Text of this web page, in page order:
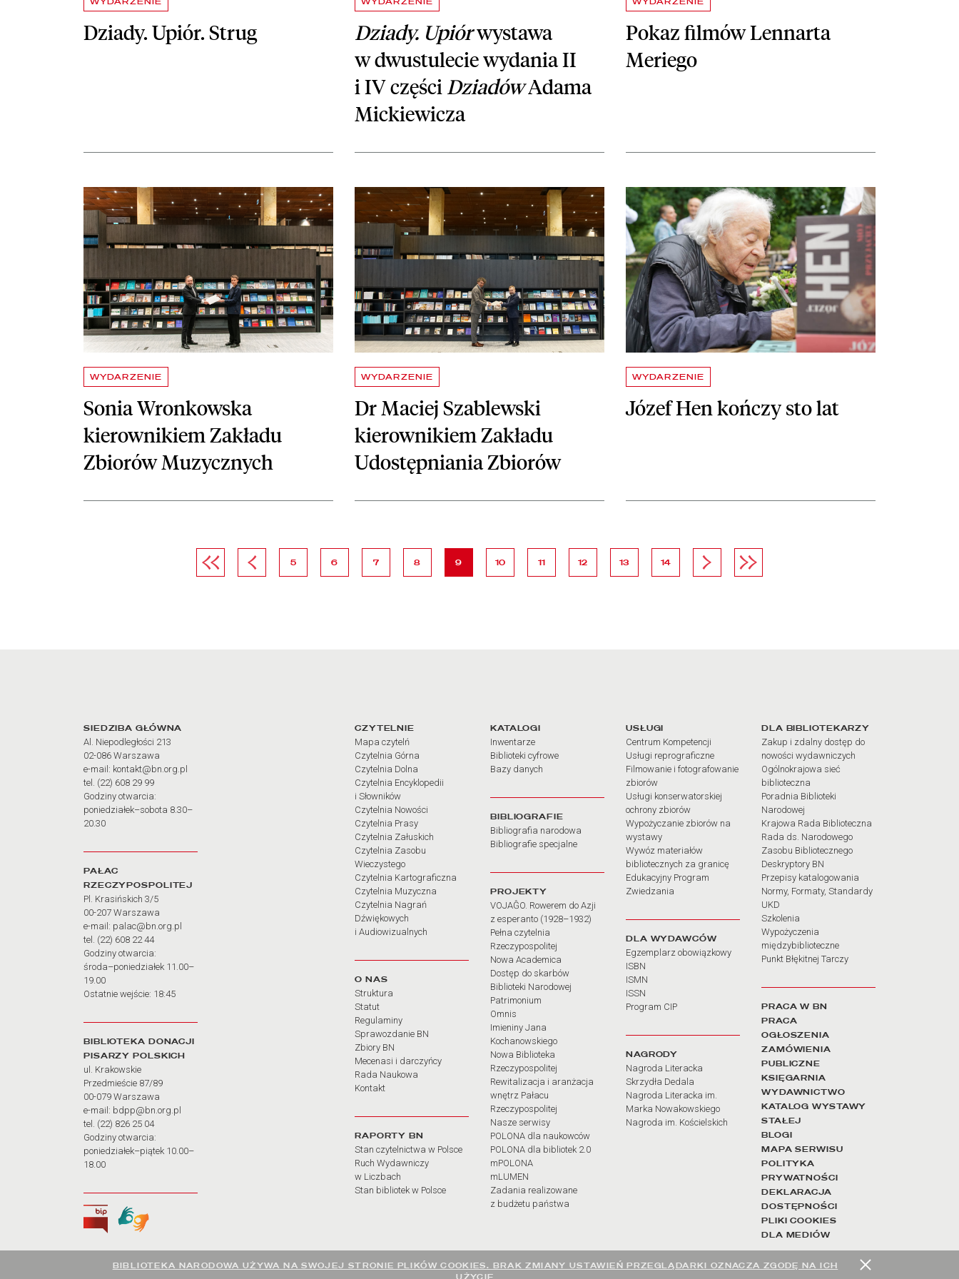
BIBLIOTEKA NARODOWA UŻYWA NA SWOJEJ STRONIE PLIKÓW COOKIES. BRAK ZMIANY USTAWIEŃ PRZEGLĄDARKI OZNACZA ZGODĘ NA ICH
Dziady. Upiór. Strug Dziady. Upiórwystawa
w dwustulecie wydania II
i IV części DziadówAdama
Mickiewicza
Pokaz filmów Lennarta
Meriego
WYDARZENIE
Sonia Wronkowska
kierownikiem Zakładu
Zbiorów Muzycznych
czytaj więcej o Sonia Wronkowska kierownikiem Zakładu Zbiorów Muzycznych
WYDARZENIE
Dr Maciej Szablewski
kierownikiem Zakładu
Udostępniania Zbiorów
czytaj więcej o Dr Maciej Szablewski kierownikiem Zakładu Udostępniania Zbiorów
WYDARZENIE
Józef Hen kończy sto lat
czytaj więcej o Józef Hen kończy sto lat
Pierwsza stronaPoprzednia strona
strona
5 strona
6 strona
7 strona
8 strona
9 strona
10 strona
11 strona
12 strona
13 strona
14 Następna stronaOstatnia strona
Adres oraz godziny otwarcia
SIEDZIBA GŁÓWNA
Al. Niepodległości 213
02-086 Warszawa
e-mail: kontakt@bn.org.pl
tel. (22) 608 29 99
Godziny otwarcia:
poniedziałek–sobota 8.30–
20.30
PAŁAC
RZECZYPOSPOLITEJ
Pl. Krasińskich 3/5
00-207 Warszawa
e-mail: palac@bn.org.pl
tel. (22) 608 22 44
Godziny otwarcia:
środa–poniedziałek 11.00–
19.00
Ostatnie wejście: 18:45
BIBLIOTEKA DONACJI
PISARZY POLSKICH
ul. Krakowskie
Przedmieście 87/89
00-079 Warszawa
e-mail: bdpp@bn.org.pl
tel. (22) 826 25 04
Godziny otwarcia:
poniedziałek–piątek 10.00–
18.00
Biuletyn Informacji Publicznej
Tłumacz języka migowego
Linki do najważniejszych działów
CZYTELNIE
Mapa czytelń
Czytelnia Górna
Czytelnia Dolna
Czytelnia Encyklopedii
i Słowników
Czytelnia Nowości
Czytelnia Prasy
Czytelnia Załuskich
Czytelnia Zasobu
Wieczystego
Czytelnia Kartograficzna
Czytelnia Muzyczna
Czytelnia Nagrań
Dźwiękowych
i Audiowizualnych
O NAS
Struktura
Statut
Regulaminy
Sprawozdanie BN
Zbiory BN
Mecenasi i darczyńcy
Rada Naukowa
Kontakt
RAPORTY BN
Stan czytelnictwa w Polsce
Ruch Wydawniczy
w Liczbach
Stan bibliotek w Polsce
KATALOGI
Inwentarze
Biblioteki cyfrowe
Bazy danych
BIBLIOGRAFIE
Bibliografia narodowa
Bibliografie specjalne
PROJEKTY
VOJAĜO. Rowerem do Azji
z esperanto (1928–1932)
Pełna czytelnia
Rzeczypospolitej
Nowa Academica
Dostęp do skarbów
Biblioteki Narodowej
Patrimonium
Omnis
Imieniny Jana
Kochanowskiego
Nowa Biblioteka
Rzeczypospolitej
Rewitalizacja i aranżacja
wnętrz Pałacu
Rzeczypospolitej
Nasze serwisy
POLONA dla naukowców
POLONA dla bibliotek 2.0
mPOLONA
mLUMEN
Zadania realizowane
z budżetu państwa
USŁUGI
Centrum Kompetencji
Usługi reprograficzne
Filmowanie i fotografowanie
zbiorów
Usługi konserwatorskiej
ochrony zbiorów
Wypożyczanie zbiorów na
wystawy
Wywóz materiałów
bibliotecznych za granicę
Edukacyjny Program
Zwiedzania
DLA WYDAWCÓW
Egzemplarz obowiązkowy
ISBN
ISMN
ISSN
Program CIP
NAGRODY
Nagroda Literacka
Skrzydła Dedala
Nagroda Literacka im.
Marka Nowakowskiego
Nagroda im. Kościelskich
DLA BIBLIOTEKARZY
Zakup i zdalny dostęp do
nowości wydawniczych
Ogólnokrajowa sieć
biblioteczna
Poradnia Biblioteki
Narodowej
Krajowa Rada Biblioteczna
Rada ds. Narodowego
Zasobu Bibliotecznego
Deskryptory BN
Przepisy katalogowania
Normy, Formaty, Standardy
UKD
Szkolenia
Wypożyczenia
międzybiblioteczne
Punkt Błękitnej Tarczy
PRACA W BN
PRACA
OGŁOSZENIA
ZAMÓWIENIA
PUBLICZNE
KSIĘGARNIA
WYDAWNICTWO
KATALOG WYSTAWY
STAŁEJ
BLOGI
MAPA SERWISU
POLITYKA
PRYWATNOŚCI
DEKLARACJA
DOSTĘPNOŚCI
PLIKI COOKIES
DLA MEDIÓW